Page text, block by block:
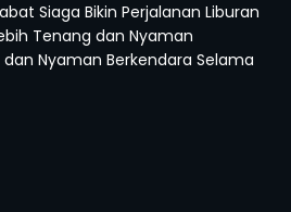
Siaga Bikin Perjalanan Liburan
Tenang dan Nyaman
Nyaman Berkendara Selama